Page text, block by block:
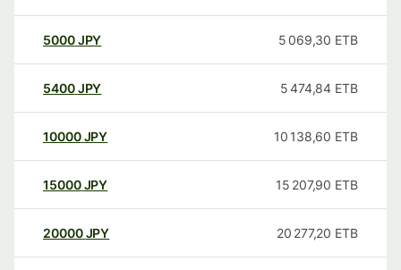
5000JPY 5 069,30 ETB
5400JPY 5 474,84 ETB
10000 JPY 10 138,60 ETB
15000 JPY 15 207,90 ETB
20000 JPY 20 277,20 ETB